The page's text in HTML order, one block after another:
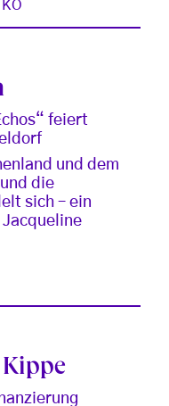
feiert
und dem
die
sich – ein
Jacqueline